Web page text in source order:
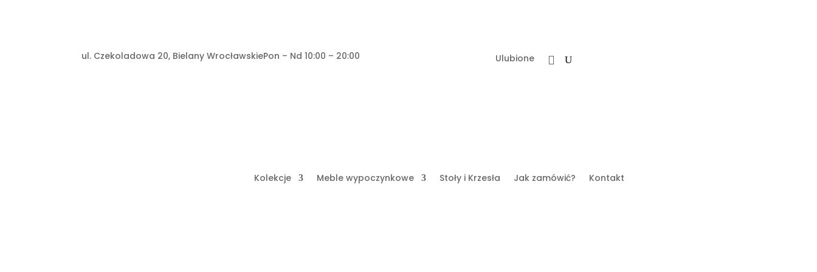
ul. Czekoladowa 20, Bielany WrocławskiePon – Nd 10:00 – 20:00 Ulubione
Kolekcje Meble wypoczynkowe Stoły i Krzesła Jak zamówić? Kontakt